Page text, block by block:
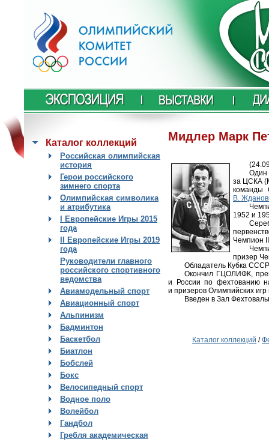
Каталог коллекций
Российская олимпийская
история
Герои российского
зимнего спорта
Олимпийская символика
и атрибутика
I Европейские Игры 2015
года
II Европейские Игры 2019
года
Руководители главного
российского спортивного
ведомства
Авиамодельный спорт
Авиационный спорт
Альпинизм
Бадминтон
Баскетбол
Биатлон
Бобслей
Бокс
Велосипедный спорт
Водное поло
Волейбол
Гандбол
Гребля академическая
Мидлер Марк
Один
за ЦСКА
команды
В.
1952 и
Чемпион
призер
Обладатель Кубка
Окончил ГЦОЛИФК,
и России по фехтованию
и призеров Олимпийских
Введен в Зал
Каталог коллекций /